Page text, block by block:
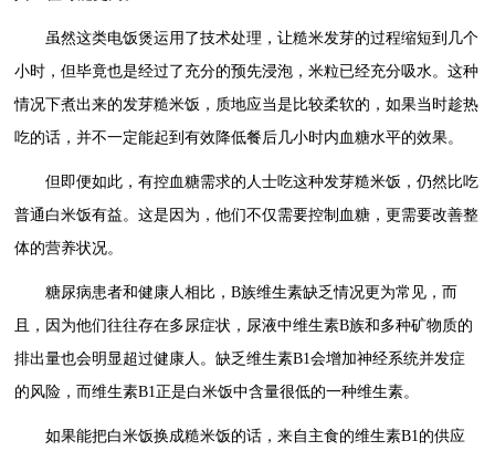
虽然这类电饭煲运用了技术处理，让糙米发芽的过程缩短到几个
小时，但毕竟也是经过了充分的预先浸泡，米粒已经充分吸水。这种
情况下煮出来的发芽糙米饭，质地应当是比较柔软的，如果当时趁热
吃的话，并不一定能起到有效降低餐后几小时内血糖水平的效果。
但即便如此，有控血糖需求的人士吃这种发芽糙米饭，仍然比吃
普通白米饭有益。这是因为，他们不仅需要控制血糖，更需要改善整
体的营养状况。
糖尿病患者和健康人相比，B族维生素缺乏情况更为常见，而
且，因为他们往往存在多尿症状，尿液中维生素B族和多种矿物质的
排出量也会明显超过健康人。缺乏维生素B1会增加神经系统并发症
的风险，而维生素B1正是白米饭中含量很低的一种维生素。
如果能把白米饭换成糙米饭的话，来自主食的维生素B1的供应